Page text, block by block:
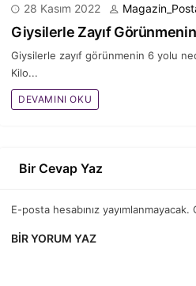
28 Kasım 2022
Giysilеrlе Zаyıf
Giysilerle zayıf görünmenin 6 yolu
Kilо...
DEVAMINI OKU
Bir Cevap Yaz
E-posta hesabınız
BIR YORUM YAZ